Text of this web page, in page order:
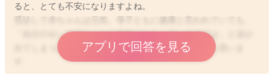
ると、とても不安になりますよね。
受診して赤ちゃんは元気、母子ともに健康と言われていても、
「自分のせいで赤ちゃんに負担がかかっているのでは」と涙が
出てしまうほど心配になるお気持ち、自然なことだと思いま
アプリで回答を見る